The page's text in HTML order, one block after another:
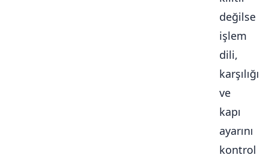
değilse
işlem
dili,
karşılığı
ve
kapı
ayarını
kontrol